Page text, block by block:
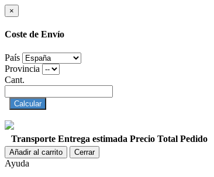
×
Coste de Envío
País
Provincia
Cant.
Calcular
Transporte Entrega estimada Precio Total Pedido
Añadir al carrito Cerrar
Ayuda